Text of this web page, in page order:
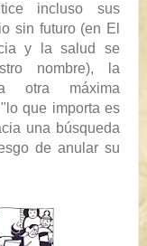
incluso sus
sin futuro (en El
y la salud se
nombre), la
otra máxima
que importa es
una búsqueda
de anular su